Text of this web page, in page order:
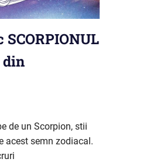
din
de un Scorpion, stii
acest semn zodiacal.